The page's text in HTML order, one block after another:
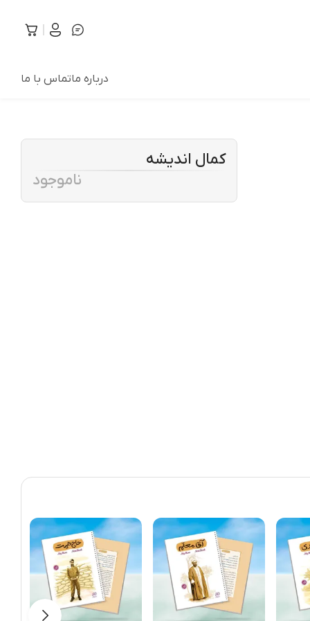
درباره ماتماس با ما
کمال اندیشه
ناموجود